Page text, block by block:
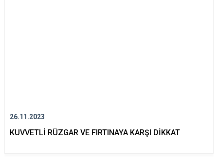
26.11.2023
KUVVETLİ RÜZGAR VE FIRTINAYA KARŞI DİKKAT